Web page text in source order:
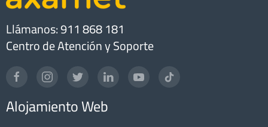
Llámanos: 911 868 181
Centro de Atención y Soporte
Alojamiento Web